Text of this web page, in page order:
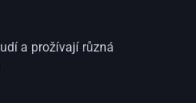
a prožívají různá